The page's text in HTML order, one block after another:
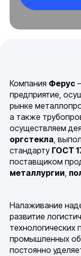
Компания Ферус
предприятие,
рынке
а также
осуществляем
оргстекла,
стандарту ГОСТ
поставщиком
металлургии,
Налаживание
развитие
технологических
промышленных
постоянно